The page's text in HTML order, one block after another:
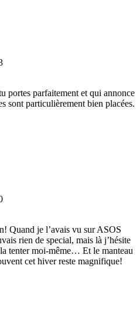
portes parfaitement et qui annonce
sont particulièrement bien placées.
Quand je l’avais vu sur ASOS
rien de special, mais là j’hésite
tenter moi-même… Et le manteau
cet hiver reste magnifique!